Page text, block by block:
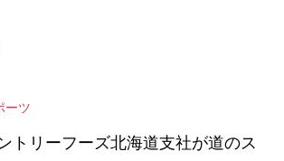
ーツ
トリーフーズ北海道支社が道のス